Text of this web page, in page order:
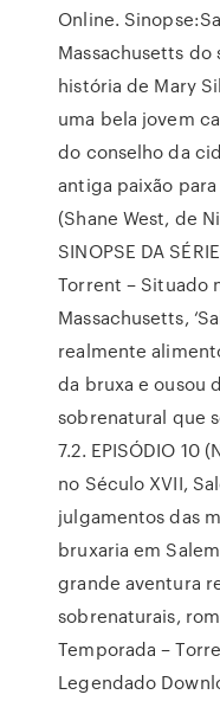
Online.
Massachusetts do
história de Mary
uma bela jovem
do conselho da
antiga paixão
(Shane West, de
SINOPSE DA
Torrent – Situado
Massachusetts,
realmente
da bruxa e ousou
sobrenatural que
7.2. EPISÓDIO 10
no Século XVII,
julgamentos das
bruxaria em
grande aventura
sobrenaturais,
Temporada –
Legendado